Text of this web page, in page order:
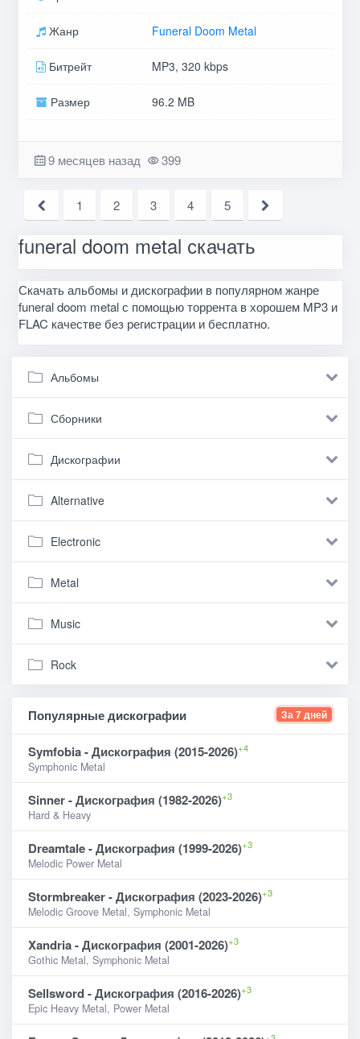
Жанр Funeral Doom Metal
Битрейт MP3, 320 kbps
Размер 96.2 MB
9 месяцев назад 399
1 2 3 4 5
funeral doom metal скачать
Скачать альбомы и дискографии в популярном жанре
funeral doom metal с помощью торрента в хорошем MP3 и
FLAC качестве без регистрации и бесплатно.
Альбомы
Сборники
Дискографии
Alternative
Electronic
Metal
Music
Rock
Популярные дискографии За 7 дней
Symfobia - Дискография (2015-2026)+4
Symphonic Metal
Sinner - Дискография (1982-2026)+3
Hard & Heavy
Dreamtale - Дискография (1999-2026)+3
Melodic Power Metal
Stormbreaker - Дискография (2023-2026)+3
Melodic Groove Metal, Symphonic Metal
Xandria - Дискография (2001-2026)+3
Gothic Metal, Symphonic Metal
Sellsword - Дискография (2016-2026)+3
Epic Heavy Metal, Power Metal